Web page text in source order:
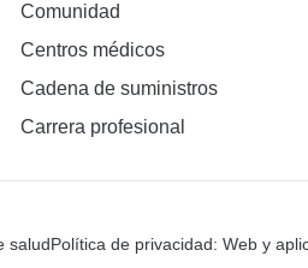
Comunidad
Centros médicos
Cadena de suministros
Carrera profesional
saludPolítica de privacidad: Web y